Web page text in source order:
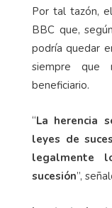
Por tal tazón,
BBC que,
podría quedar
siempre
beneficiario.
“La herencia
leyes de
legalmente
sucesión”,